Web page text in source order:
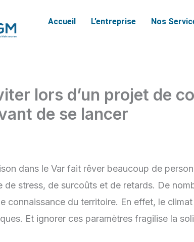
Accueil L’entreprise Nos
lors d’un projet de
de se lancer
dans le Var fait rêver beaucoup de
de stress, de surcoûts et de retards. De
connaissance du territoire. En effet, le
Et ignorer ces paramètres fragilise la